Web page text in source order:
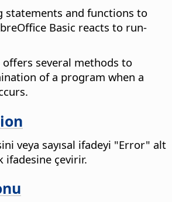
statements and functions to
Basic reacts to run-
offers several methods to
of a program when a
veya sayısal ifadeyi "Error" alt
çevirir.